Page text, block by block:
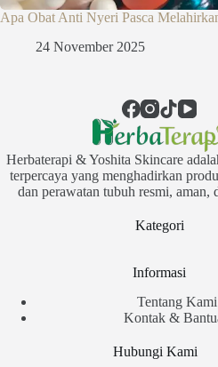
Apa Obat Anti Nyeri Pasca
24 November 2025
Herbaterapi & Yoshita Skincare
terpercaya yang menghadirkan
dan perawatan tubuh resmi, aman,
Kategori
Informasi
Tentang Kami
Kontak &
Hubungi Kami